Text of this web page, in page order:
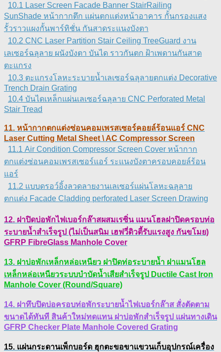
10.1 Laser Screen Facade Banner StairRailing
SunShade หน้ากากตึก แผ่นตกแต่งหน้าอาคาร กั้นกรองแสง
รั้วราวแผงกั้นพาร์ทิชั่น กันสาดระแนงบังตา
10.2 CNC Laser Partition Stair Ceiling TreeGuard งาน
เลเซอร์ฉลุลาย ผนังบังตา บันได ราวกันตก ฝ้าเพดานกันสาด
ตะแกรง
10.3 ตะแกรงโลหะระบายน้ำเลเซอร์ฉลุลายตกแต่ง Decorative
Trench Drain Grating
10.4 บันไดเหล็กแผ่นเลเซอร์ฉลุลาย CNC Perforated Metal
Stair Tread
11. หน้ากากตกแต่งซ่อนคอมเพรสเซอร์คอยล์ร้อนแอร์ CNC
Laser Cutting Metal Sheet \ AC Compressor Screen
11.1 Air Condition Compressor Screen Cover หน้ากาก
ตกแต่งซ่อนคอมเพรสเซอร์แอร์ ระแนงบังตาครอบคอยล์ร้อน
แอร์
11.2 แบบดรอว์อิ้งลวดลายงานเลเซอร์แผ่นโลหะฉลุลาย
ตกแต่ง Facade Cladding perforated Laser Screen Drawing
12. ฝาปิดบ่อพักไฟเบอร์กล๊าสผสมเรซิ่น แมนโฮลฝาปิดครอบท่อ
ระบายน้ำสำเร็จรูป (ไม่เป็นสนิม เฮฟวี่ดิวตี้รับแรงสูง กันขโมย)
GFRP FibreGlass Manhole Cover
13. ฝาบ่อพักเหล็กหล่อเหนียว ฝาปิดท่อระบายน้ำ ฝาแมนโฮล
เหล็กหล่อเหนียวระบบบำบัดน้ำเสียสำเร็จรูป Ductile Cast Iron
Manhole Cover (Round/Square)
14. ฝาทึบปิดบ่อครอบท่อพักระบายน้ำไฟเบอร์กล๊าส สั่งตัดตาม
ขนาดได้ทันที สินค้าใหม่ทดแทน ฝาบ่อพักสําเร็จรูป แผ่นทางเดิน
GFRP Checker Plate Manhole Covered Grating
15. แผ่นกระดานเพ็กบอร์ด ฮุกตะขอขาแขวนเก็บอุปกรณ์เครื่อง